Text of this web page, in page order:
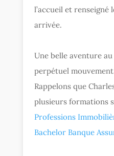
l’accueil et
arrivée.
Une belle aventure
perpétuel
Rappelons que
plusieurs formations
Professions
Bachelor Banque